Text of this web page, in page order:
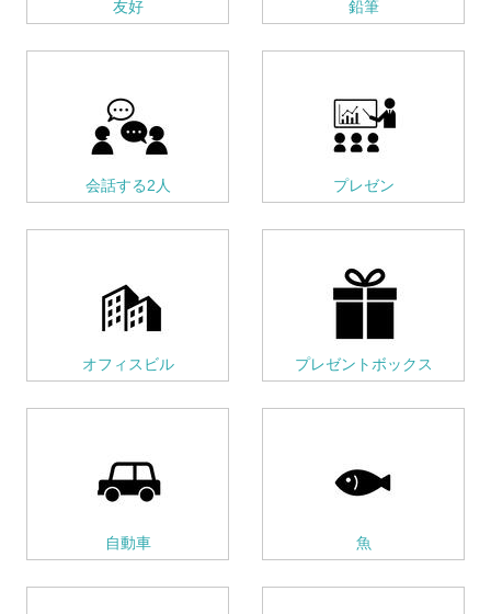
友好 鉛筆
会話する2人 プレゼン
オフィスビル プレゼントボックス
自動車 魚